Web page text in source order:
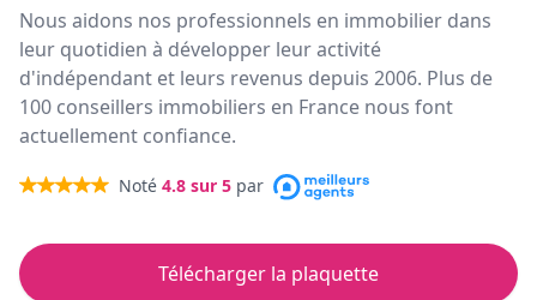
Nous aidons nos professionnels en immobilier dans
leur quotidien à développer leur activité
d'indépendant et leurs revenus depuis 2006. Plus de
100 conseillers immobiliers en France nous font
actuellement confiance.
Noté 4.8 sur 5 par
Télécharger la plaquette